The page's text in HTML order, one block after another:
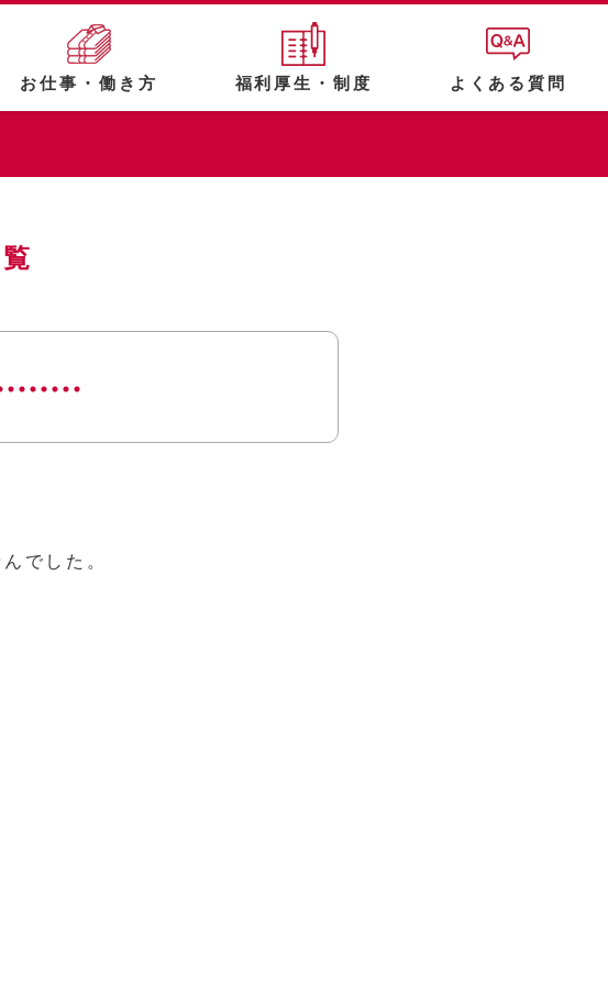
お仕事・働き方 福利厚生・制度 よくある質問
でした。